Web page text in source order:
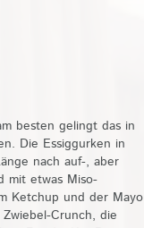
besten gelingt das in
Die Essiggurken in
nach auf-, aber
mit etwas Miso-
Ketchup und der Mayo
Crunch, die